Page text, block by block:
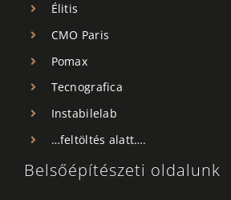
Élitis
CMO Paris
Pomax
Tecnografica
Instabilelab
…feltöltés alatt….
Belsőépítészeti oldalunk